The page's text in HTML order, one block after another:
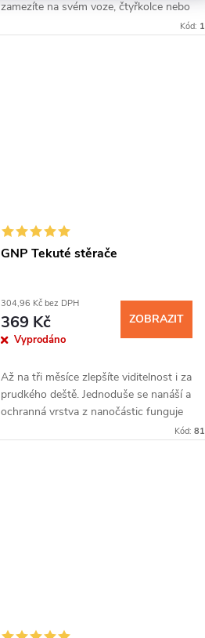
zamezíte na svém voze, čtyřkolce nebo
Kód: 1
GNP Tekuté stěrače
304,96 Kč bez DPH
369 Kč
Vyprodáno
ZOBRAZIT
Až na tři měsíce zlepšíte viditelnost i za
prudkého deště. Jednoduše se nanáší a
ochranná vrstva z nanočástic funguje
Kód: 81